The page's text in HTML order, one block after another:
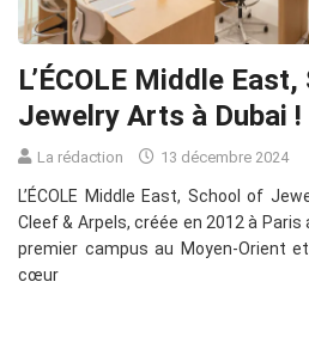
L’ÉCOLE Middle
Jewelry Arts à Dubai !
La rédaction 13 décembre 2024
L’ÉCOLE Middle East, School of
Cleef & Arpels, créée en 2012 à
premier campus au Moyen-Orient
cœur